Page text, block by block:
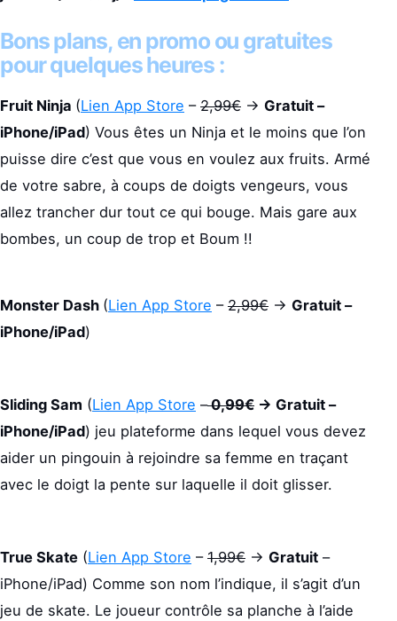
Bons plans, en promo ou gratuites
pour quelques heures :
Fruit Ninja (Lien App Store – 2,99€ -> Gratuit –
iPhone/iPad) Vous êtes un Ninja et le moins que l’on
puisse dire c’est que vous en voulez aux fruits. Armé
de votre sabre, à coups de doigts vengeurs, vous
allez trancher dur tout ce qui bouge. Mais gare aux
bombes, un coup de trop et Boum !!
Monster Dash (Lien App Store – 2,99€ -> Gratuit –
iPhone/iPad)
Sliding Sam (Lien App Store –0,99€ -> Gratuit –
iPhone/iPad) jeu plateforme dans lequel vous devez
aider un pingouin à rejoindre sa femme en traçant
avec le doigt la pente sur laquelle il doit glisser.
True Skate (Lien App Store – 1,99€ -> Gratuit –
iPhone/iPad) Comme son nom l’indique, il s’agit d’un
jeu de skate. Le joueur contrôle sa planche à l’aide